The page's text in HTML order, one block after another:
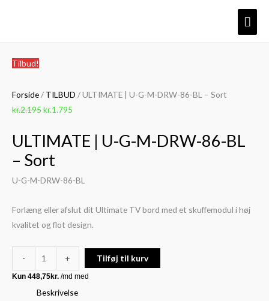
Tilbud!
Forside/ TILBUD / ULTIMATE | U-G-M-DRW-86-BL – Sort
kr.2.195
pris
var:
kr.1.795
pris
ULTIMATE | U-G-M-DRW-86-BL
– Sort
U-G-M-DRW-86-BL
Forlæng eller afslut dit Ultimate TV bord med et skuffemodul i høj
kvalitet og flot design.
-
ULTIMATE
U-
G-
DRW-
-
antal
+ Tilføj til kurv
Beskrivelse